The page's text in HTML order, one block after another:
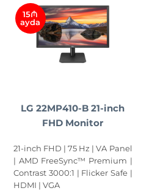
15₼
ayda
LG 22MP410-B 21-inch
FHD Monitor
21-inch FHD | 75 Hz | VA Panel
| AMD FreeSync™ Premium |
Contrast 3000:1 | Flicker Safe |
HDMI | VGA